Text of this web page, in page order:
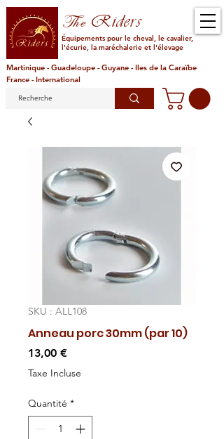
TheRiders
Équipements pour le cheval, le cavalier,
l'écurie, la maréchalerie et l'élevage
Martinique - Guadeloupe - Guyane - Iles de la Caraïbe
France - International
SKU : ALL108
Anneau porc 30mm (par 10)
13,00 €Prix
Taxe Incluse
Quantité *